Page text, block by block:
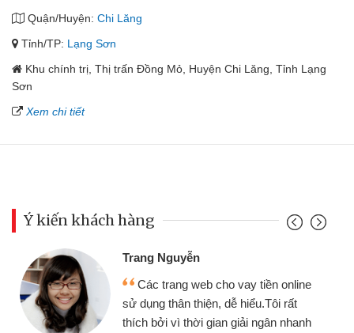
Quận/Huyện: Chi Lăng
Tỉnh/TP: Lạng Sơn
Khu chính trị, Thị trấn Đồng Mỏ, Huyện Chi Lăng, Tỉnh Lạng
Sơn
Xem chi tiết
Ý kiến khách hàng
Trang Nguyễn
Các trang web cho vay tiền online
sử dụng thân thiện, dễ hiểu.Tôi rất
thích bởi vì thời gian giải ngân nhanh